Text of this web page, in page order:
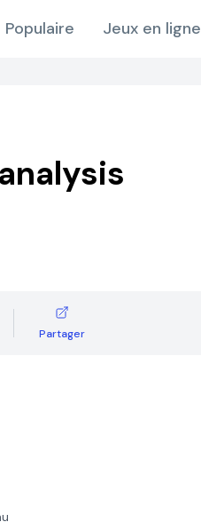
Populaire Jeux en ligne
Partager